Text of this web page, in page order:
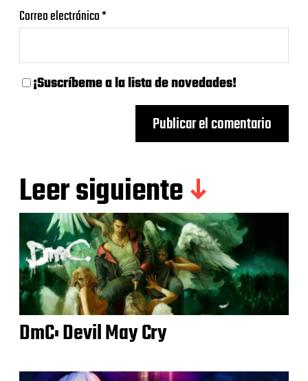
Correo electrónico*
¡Suscríbeme a la lista de novedades!
Leer siguiente
DmC: Devil May Cry